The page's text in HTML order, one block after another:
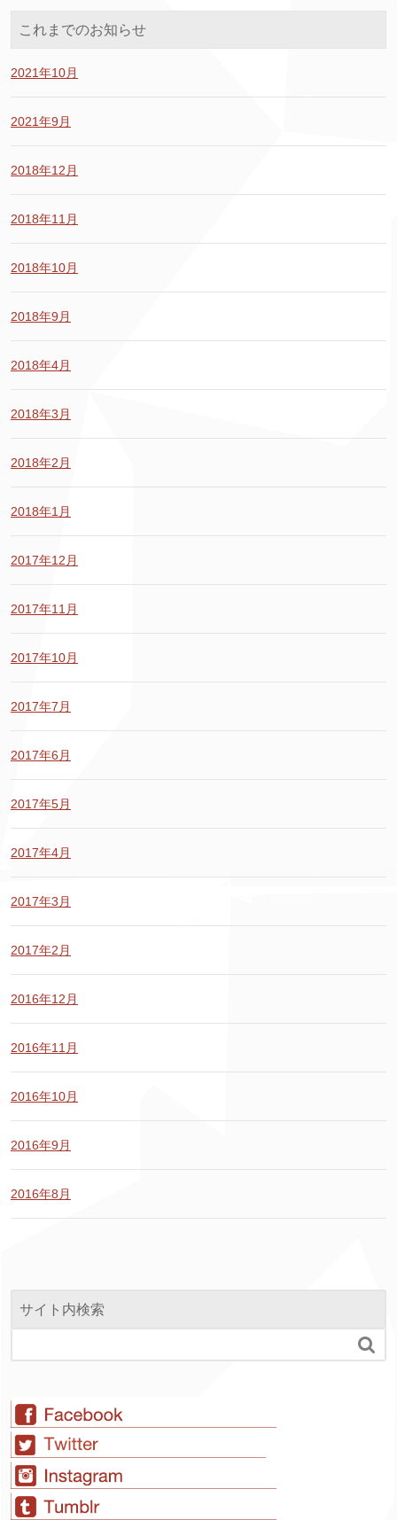
これまでのお知らせ
2021年10月
2021年9月
2018年12月
2018年11月
2018年10月
2018年9月
2018年4月
2018年3月
2018年2月
2018年1月
2017年12月
2017年11月
2017年10月
2017年7月
2017年6月
2017年5月
2017年4月
2017年3月
2017年2月
2016年12月
2016年11月
2016年10月
2016年9月
2016年8月
サイト内検索
